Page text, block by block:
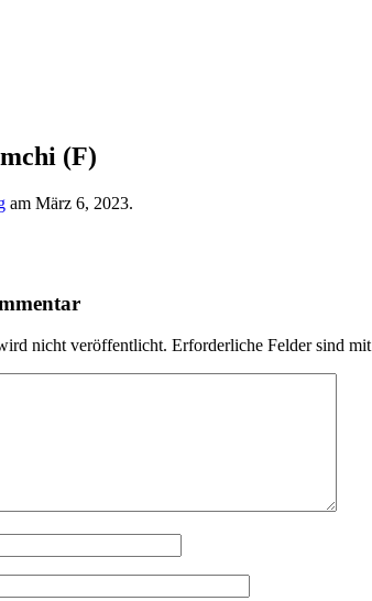
(F)
am März 6, 2023.
nicht veröffentlicht. Erforderliche Felder sind mit